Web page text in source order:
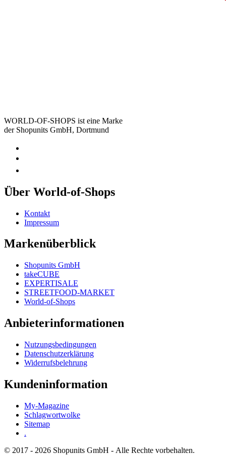
WORLD-OF-SHOPS ist eine Marke
der Shopunits GmbH, Dortmund
Über World-of-Shops
Kontakt
Impressum
Markenüberblick
Shopunits GmbH
takeCUBE
EXPERTISALE
STREETFOOD-MARKET
World-of-Shops
Anbieterinformationen
Nutzungsbedingungen
Datenschutzerklärung
Widerrufsbelehrung
Kundeninformation
My-Magazine
Schlagwortwolke
Sitemap
.
© 2017 - 2026 Shopunits GmbH - Alle Rechte vorbehalten.